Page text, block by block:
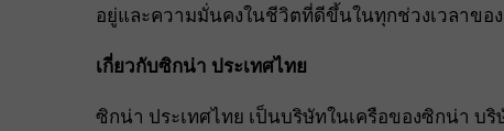
อยู่และความมั่นคงในชีวิตที่ดีขึ้นในทุกช่วงเวลาขอ
เกี่ยวกับซิกน่า ประเทศไทย
ซิกน่า ประเทศไทย เป็นบริษัทในเครือของซิกน่า บ